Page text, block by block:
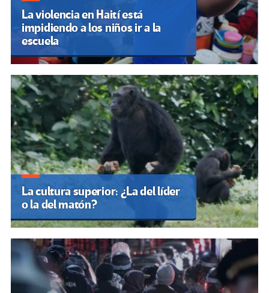
La violencia en Haití está
impidiendo a los niños ir a la
escuela
La cultura superior: ¿La del líder
o la del matón?